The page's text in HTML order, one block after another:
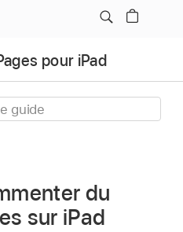
pour iPad
du
sur iPad